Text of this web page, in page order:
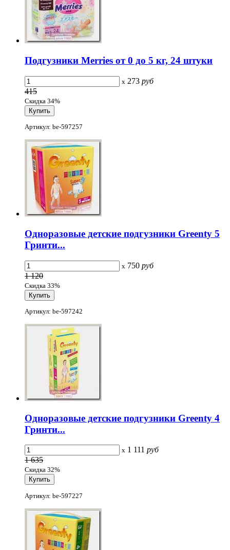
Подгузники Merries от 0 до 5 кг, 24 штуки
x 273 руб
415
Скидка 34%
Артикул: be-597257
Одноразовые детские подгузники Greenty 5
Гринти...
x 750 руб
1 120
Скидка 33%
Артикул: be-597242
Одноразовые детские подгузники Greenty 4
Гринти...
x 1 111 руб
1 635
Скидка 32%
Артикул: be-597227